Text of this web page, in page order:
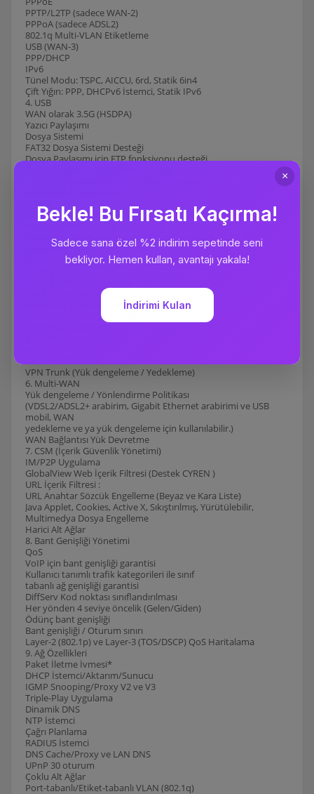
PPTP/L2TP (sadece WAN-2)
PPPoA (sadece ADSL2)
802.1q Multi-VLAN Etiketleme
USB (WAN-3)
PPP/DHCP
IPv6
Tünel Modu: TSPC, AICCU, 6rd, Statik 6in4
Çift Yığın: PPP, DHCPv6 İstemci, Statik IPv6
4. USB
WAN olarak 3.5G (HSDPA)
Yazıcı Paylaşımı
Dosya Sistemi
FAT32 Dosya Sistemi Desteği
Dosya Paylaşımı için FTP fonksiyonu desteği
5. VPN
32 VPN tüneline kadar
Protokol : PPTP, IPsec, L2TP, IPsec üzerinden L2TP
Şifreleme : MPPE ve donanım tabanlı AES/DES/3DES
Kimlik Doğrulama : MD5, SHA-1
IKE Kimlik Doğrulama : Önpaylaşımlı anahtar ve Dijital İmza
IPsec üzerinden DHCP
IPsec NAT-traversal (NAT-T)
Dead Peer Detection (DPD)
VPN Trunk (Yük dengeleme / Yedekleme)
6. Multi-WAN
Yük dengeleme / Yönlendirme Politikası
(VDSL2/ADSL2+ arabirim, Gigabit Ethernet arabirimi ve USB
mobil, WAN
yedekleme ve ya yük dengeleme için kullanılabilir.)
WAN Bağlantısı Yük Devretme
7. CSM (İçerik Güvenlik Yönetimi)
IM/P2P Uygulama
GlobalView Web İçerik Filtresi (Destek CYREN )
URL İçerik Filtresi :
URL Anahtar Sözcük Engelleme (Beyaz ve Kara Liste)
Java Applet, Cookies, Active X, Sıkıştırılmış, Yürütülebilir,
Multimedya Dosya Engelleme
Harici Alt Ağlar
8. Bant Genişliği Yönetimi
QoS
VoIP için bant genişliği garantisi
Kullanıcı tanımlı trafik kategorileri ile sınıf
tabanlı ağ genişliği garantisi
DiffServ Kod noktası sınıflandırılması
Her yönden 4 seviye öncelik (Gelen/Giden)
Ödünç bant genişliği
Bant genişliği / Oturum sınırı
Layer-2 (802.1p) ve Layer-3 (TOS/DSCP) QoS Haritalama
9. Ağ Özellikleri
Paket İletme İvmesi*
DHCP İstemci/Aktarım/Sunucu
IGMP Snooping/Proxy V2 ve V3
Triple-Play Uygulama
Dinamik DNS
NTP İstemci
Çağrı Planlama
RADIUS İstemci
DNS Cache/Proxy ve LAN DNS
UPnP 30 oturum
Çoklu Alt Ağlar
Port-tabanlı/Etiket-tabanlı VLAN (802.1q)